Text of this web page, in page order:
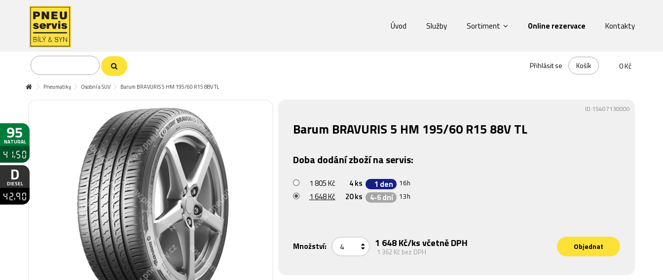
95
NATURAL
41,50
D
DIESEL
42,90
Úvod Služby Sortiment Online rezervace Kontakty
0 Kč
Košík
Přihlásit se
Pneumatiky Osobní a SUV Barum BRAVURIS 5 HM 195/60 R15 88V TL
ID:15407130000
Barum BRAVURIS 5 HM 195/60 R15 88V TL
Doba dodání zboží na servis:
1 805 Kč 4 ks 1 den 16h
1 648 Kč 20 ks 4-6 dní 13h
Množství: 1 648 Kč/ks včetně DPH
1 362 Kč bez DPH
Objednat